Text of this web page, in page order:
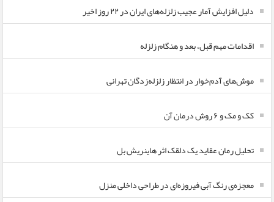
دلیل افزایش آمار عجیب زلزله‌های ایران در ۲۲ روز اخیر
اقدامات مهم قبل، بعد و هنگام زلزله
موش‌های آدم‌خوار در انتظار زلزله‌زدگان تهرانی
کک و مک و ۶ روش درمان آن
تحلیل رمان عقاید یک دلقک اثر هاینریش بل
معجزه‌ی رنگ آبی فیروزه‌ای در طراحی داخلی منزل